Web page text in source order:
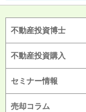
不動産投資博士
不動産投資購入
セミナー情報
売却コラム